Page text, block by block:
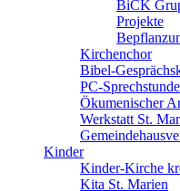
BiCK
Projekte
Kirchenchor
Bibel-
PC-Sprechstunde
Ökumenischer
Werkstatt St.
Kinder
Kinder-Kirche
Kita St. Marien